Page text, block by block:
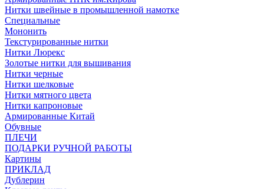
Нитки швейные в промышленной намотке
Специальные
Мононить
Текстурированные нитки
Нитки Люрекс
Золотые нитки для вышивания
Нитки черные
Нитки шелковые
Нитки мятного цвета
Нитки капроновые
Армированные Китай
Обувные
ПЛЕЧИ
ПОДАРКИ РУЧНОЙ РАБОТЫ
Картины
ПРИКЛАД
Дублерин